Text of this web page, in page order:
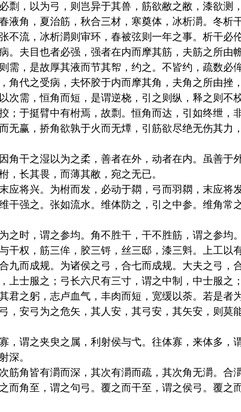
剽，以为弓，则岂异于其兽，筋欲敝之敝，漆欲测
液角，夏治筋，秋合三材，寒奠体，冰析灂。冬析
不流，冰析灂则审环，春被弦则一年之事。析干必
。夫目也者必强，强者在内而摩其筋，夫筋之所由
需，是故厚其液而节其帤，约之。不皆约，疏数必
角代之受病，夫怀胶于内而摩其角，夫角之所由挫
次需，恒角而短，是谓逆桡，引之则纵，释之则
；于挺臂中有柎焉，故剽。恒角而达，引如终绁，
无赢，挢角欲孰于火而无燂，引筋欲尽绝无伤其力
角干之湿以为之柔，善者在外，动者在内。虽善于
，长其畏，而薄其敝，宛之无已。
应将兴。为柎而发，必动于閷，弓而羽閷，末应将发
干强之。张如流水。维体防之，引之中参。维角常
之时，谓之参均。角不胜干，干不胜筋，谓之参均
干权，筋三侔，胶三锊，丝三邸，漆三斞。上工以
九而成规。为诸侯之弓，合七而成规。大夫之弓
上士服之；弓长六尺有三寸，谓之中制，中士服之
君之躬，志卢血气，丰肉而短，宽缓以荼。若是者
，安弓为之危矢，其人安，其弓安，其矢安，则莫
，谓之夹臾之属，利射侯与弋。往体寡，来体多，
深。
筋角皆有灂而深，其次有灂而疏，其次角无灂。合